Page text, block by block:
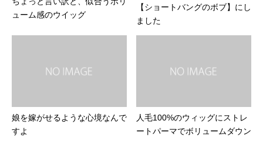
ューム感のウイッグ
【ショートバングのボブ】にし
ました
娘を嫁がせるような心境なんで
すよ
人毛100%のウィッグにストレ
ートパーマでボリュームダウン